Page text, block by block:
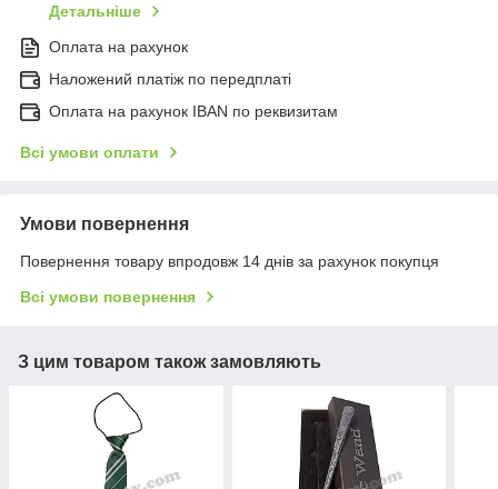
Детальніше
Оплата на рахунок
Наложений платіж по передплаті
Оплата на рахунок IBAN по реквизитам
Всі умови оплати
Умови повернення
Повернення товару впродовж 14 днів за рахунок покупця
Всі умови повернення
З цим товаром також замовляють